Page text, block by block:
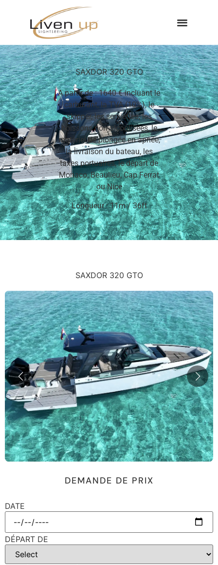
SAXDOR 320 GTO
A partir de : 1640 € incluant le
carburant, la TVA (10%), le
skipper, les serviettes, les
boissons non alcoolisées, le
matériel de plongée en apnée,
la livraison du bateau, les
taxes portuaires, le départ de
Monaco, Beaulieu, Cap Ferrat
ou Nice
Longueur : 11m / 36ft
SAXDOR 320 GTO
DEMANDE DE PRIX
DATE
DÉPART DE